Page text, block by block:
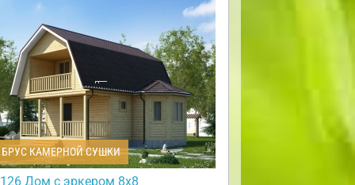
КАМЕРНОЙ СУШКИ
Дом с эркером 8х8